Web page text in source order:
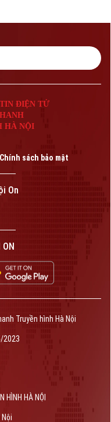
Truyền hình Hà Nội Giấy
HÌNH HÀ NỘI
Đức, Nguyễn Thành Lợi
ĐIỆN TỬ
HÀ NỘI
Chính sách bảo mật
On
Truyền hình Hà Nội
2023
HÌNH HÀ NỘI